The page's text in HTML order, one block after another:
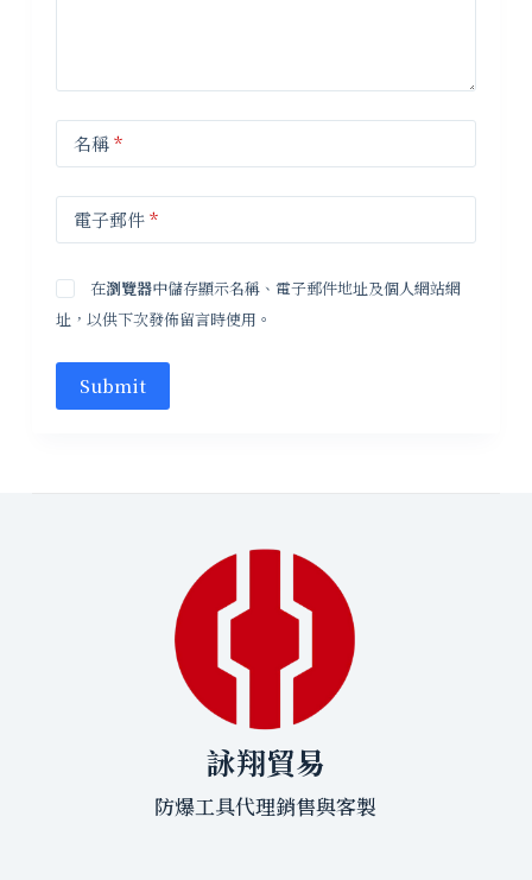
名稱*
電子郵件*
在瀏覽器中儲存顯示名稱、電子郵件地址及個人網站網
址，以供下次發佈留言時使用。
Submit
詠翔貿易
防爆工具代理銷售與客製